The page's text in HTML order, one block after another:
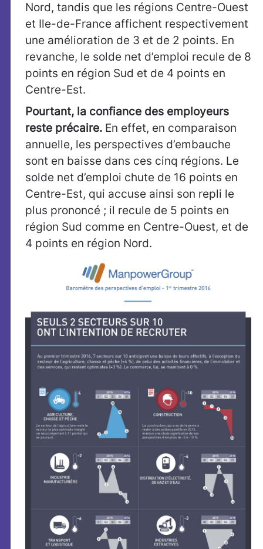
Nord, tandis que les régions Centre-Ouest
et Ile-de-France affichent respectivement
une amélioration de 3 et de 2 points. En
revanche, le solde net d’emploi recule de 8
points en région Sud et de 4 points en
Centre-Est.
Pourtant, la confiance des employeurs
reste précaire. En effet, en comparaison
annuelle, les perspectives d’embauche
sont en baisse dans ces cinq régions. Le
solde net d’emploi chute de 16 points en
Centre-Est, qui accuse ainsi son repli le
plus prononcé ; il recule de 5 points en
région Sud comme en Centre-Ouest, et de
4 points en région Nord.